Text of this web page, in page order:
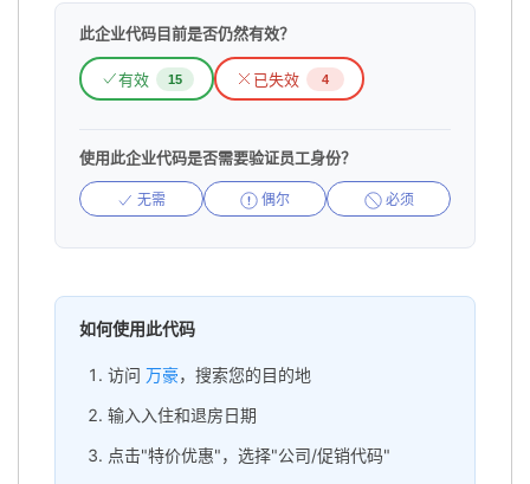
此企业代码目前是否仍然有效？
有效 15 已失效 4
使用此企业代码是否需要验证员工身份？
无需 偶尔 必须
如何使用此代码
访问 万豪，搜索您的目的地
输入入住和退房日期
点击"特价优惠"，选择"公司/促销代码"